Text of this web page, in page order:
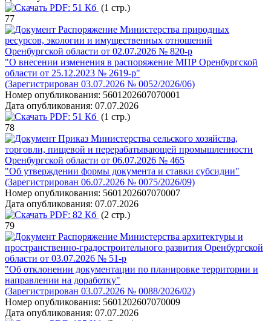
PDF: 51 Кб (1 стр.)
77
Распоряжение Министерства природных
ресурсов, экологии и имущественных отношений
Оренбургской области от 02.07.2026 № 820-р
"О внесении изменения в распоряжение МПР Оренбургской
области от 25.12.2023 № 2619-р"
(Зарегистрирован 03.07.2026 № 0052/2026/06)
Номер опубликования: 5601202607070001
Дата опубликования: 07.07.2026
PDF: 51 Кб (1 стр.)
78
Приказ Министерства сельского хозяйства,
торговли, пищевой и перерабатывающей промышленности
Оренбургской области от 06.07.2026 № 465
"Об утверждении формы документа и ставки субсидии"
(Зарегистрирован 06.07.2026 № 0075/2026/09)
Номер опубликования: 5601202607070007
Дата опубликования: 07.07.2026
PDF: 82 Кб (2 стр.)
79
Распоряжение Министерства архитектуры и
пространственно-градостроительного развития Оренбургской
области от 03.07.2026 № 51-р
"Об отклонении документации по планировке территории и
направлении на доработку"
(Зарегистрирован 03.07.2026 № 0088/2026/02)
Номер опубликования: 5601202607070009
Дата опубликования: 07.07.2026